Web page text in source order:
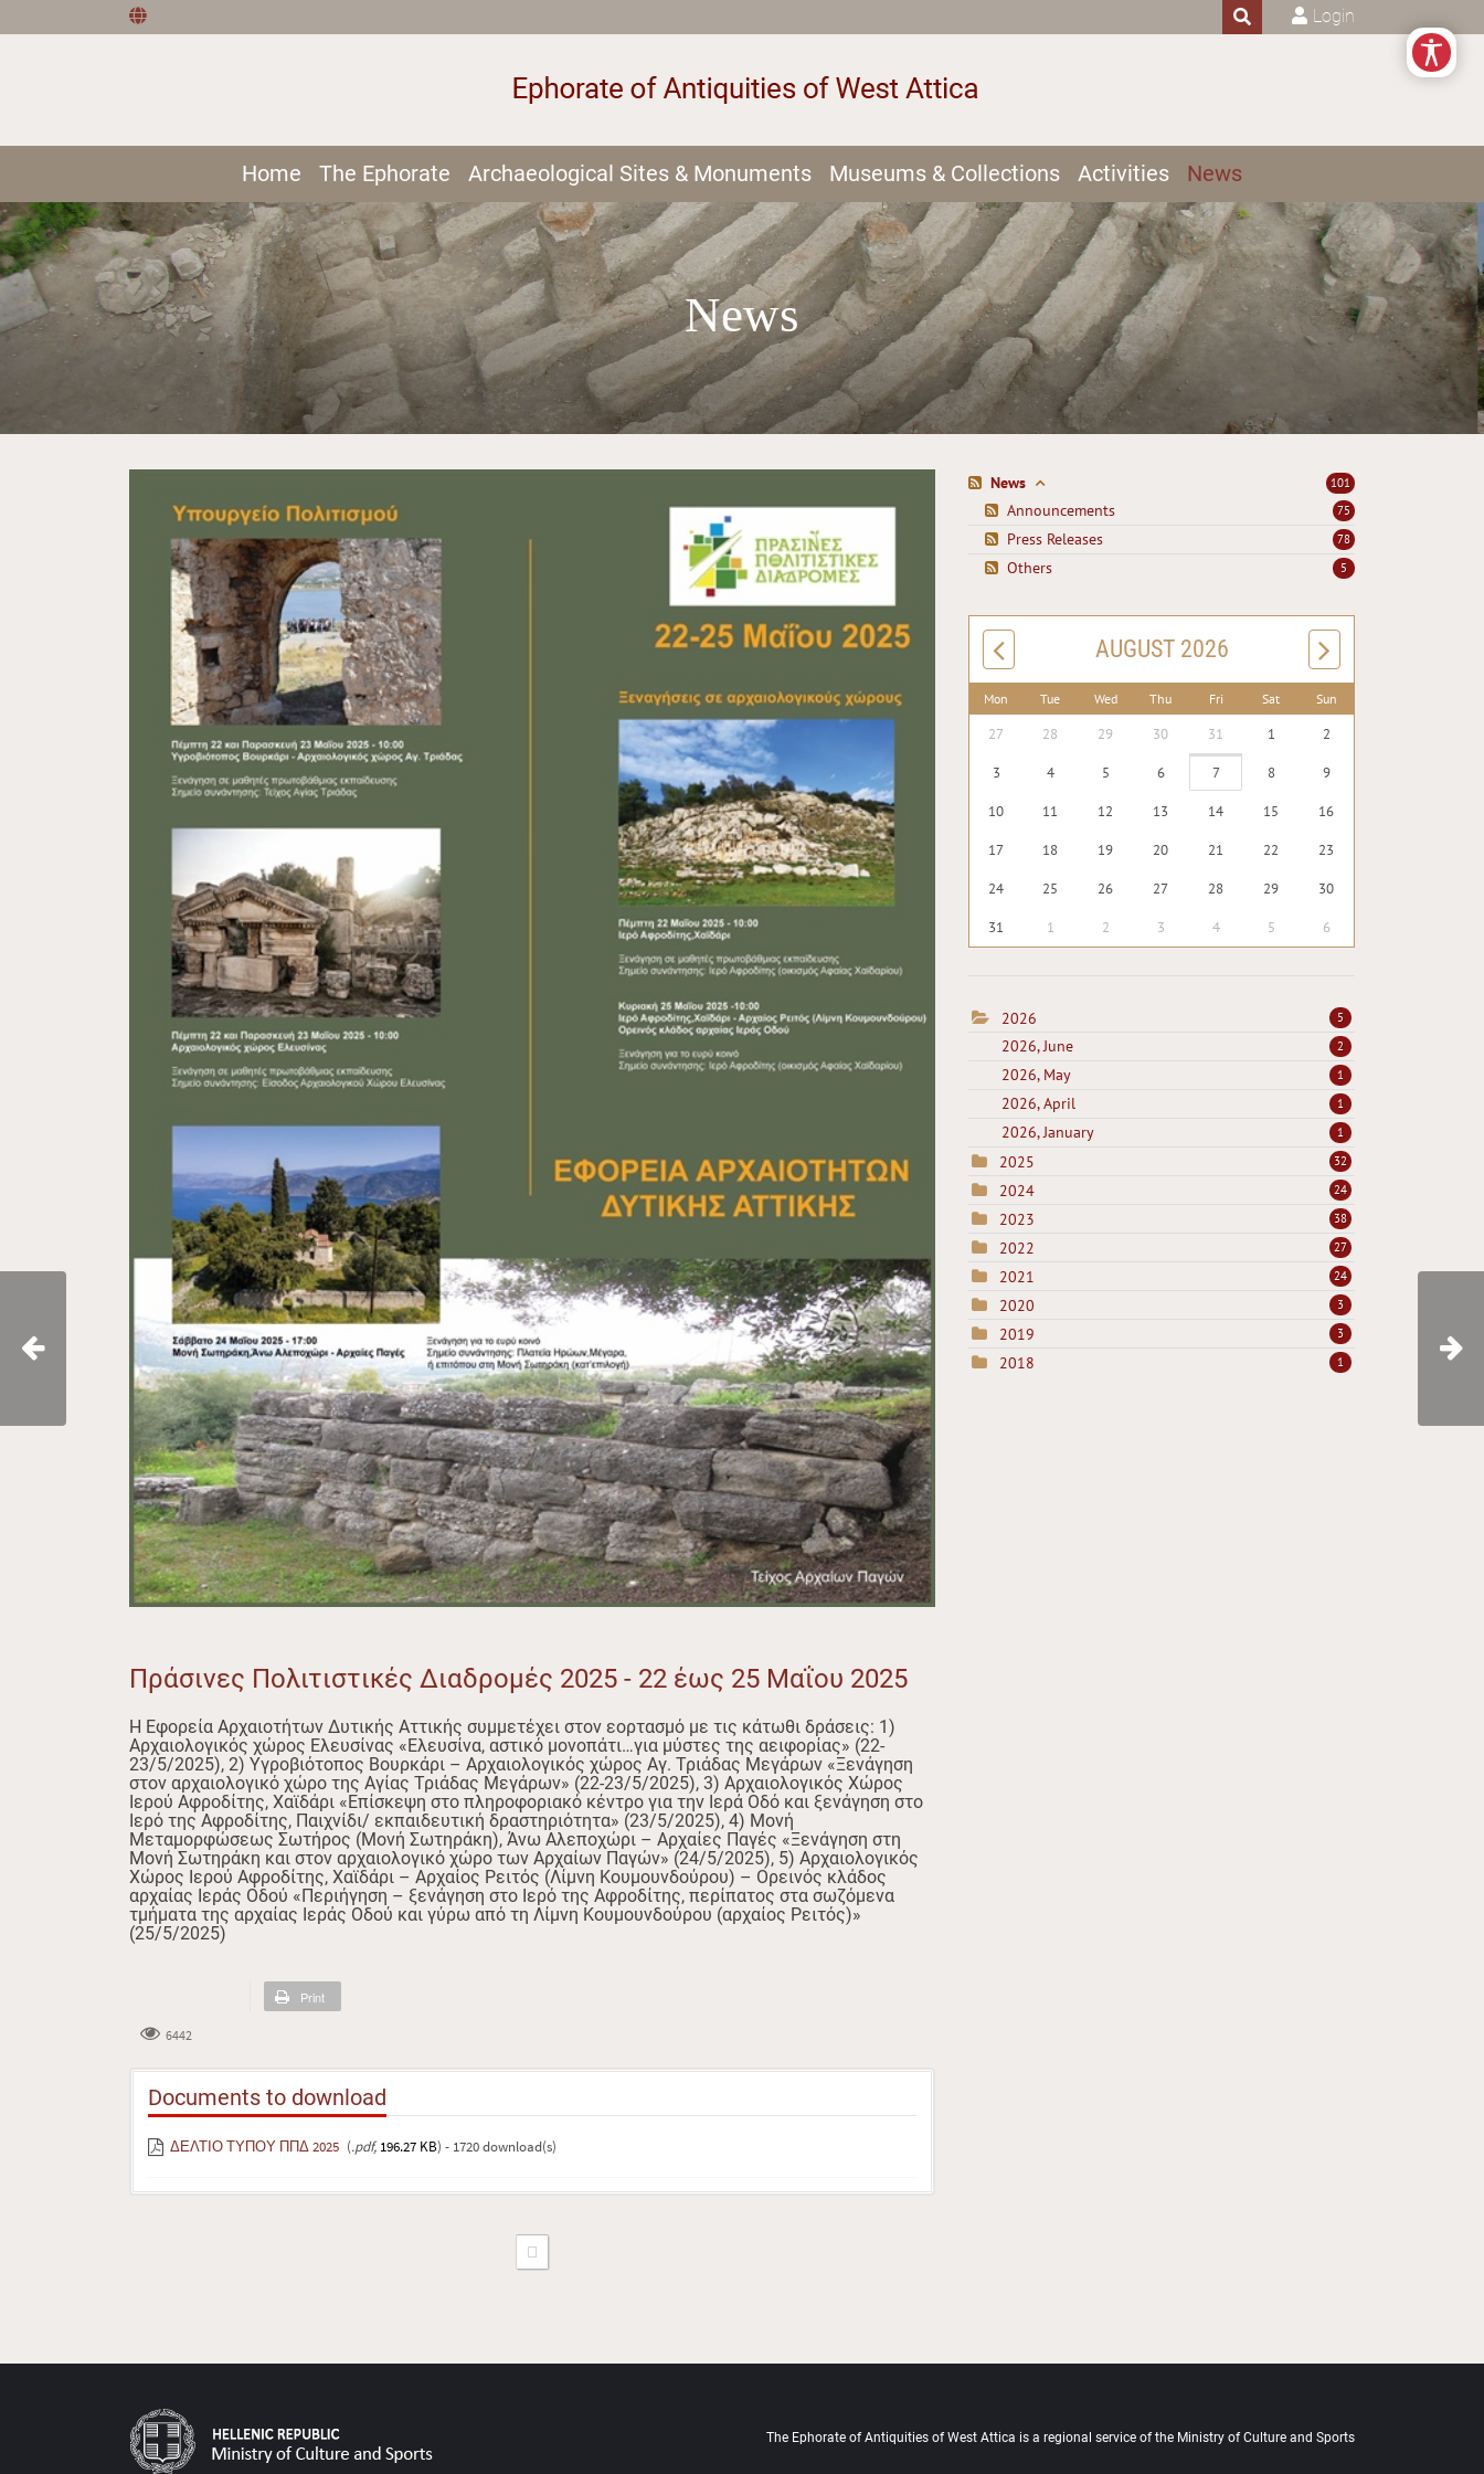
Login
Home The Ephorate Archaeological Sites & Monuments Museums & Collections Activities News
News
Πράσινες Πολιτιστικές Διαδρομές 2025 - 22 έως 25 Μαΐου 2025
Η Εφορεία Αρχαιοτήτων Δυτικής Αττικής συμμετέχει στον εορτασμό με τις κάτωθι δράσεις: 1)
Αρχαιολογικός χώρος Ελευσίνας «Ελευσίνα, αστικό μονοπάτι…για μύστες της αειφορίας» (22-
23/5/2025), 2) Υγροβιότοπος Βουρκάρι – Αρχαιολογικός χώρος Αγ. Τριάδας Μεγάρων «Ξενάγηση
στον αρχαιολογικό χώρο της Αγίας Τριάδας Μεγάρων» (22-23/5/2025), 3) Αρχαιολογικός Χώρος
Ιερού Αφροδίτης, Χαϊδάρι «Επίσκεψη στο πληροφοριακό κέντρο για την Ιερά Οδό και ξενάγηση στο
Ιερό της Αφροδίτης, Παιχνίδι/ εκπαιδευτική δραστηριότητα» (23/5/2025), 4) Μονή
Μεταμορφώσεως Σωτήρος (Μονή Σωτηράκη), Άνω Αλεποχώρι – Αρχαίες Παγές «Ξενάγηση στη
Μονή Σωτηράκη και στον αρχαιολογικό χώρο των Αρχαίων Παγών» (24/5/2025), 5) Αρχαιολογικός
Χώρος Ιερού Αφροδίτης, Χαϊδάρι – Αρχαίος Ρειτός (Λίμνη Κουμουνδούρου) – Ορεινός κλάδος
αρχαίας Ιεράς Οδού «Περιήγηση – ξενάγηση στο Ιερό της Αφροδίτης, περίπατος στα σωζόμενα
τμήματα της αρχαίας Ιεράς Οδού και γύρω από τη Λίμνη Κουμουνδούρου (αρχαίος Ρειτός)»
(25/5/2025)
Print
6442
Documents to download
ΔΕΛΤΙΟ ΤΥΠΟΥ ΠΠΔ 2025 (.pdf, 196.27 KB) - 1720 download(s)
101
News
75
Announcements
78
Press Releases
5
Others
AUGUST 2026
Mon Tue Wed Thu Fri Sat Sun
27 28 29 30 31 1 2
3 4 5 6 7 8 9
10 11 12 13 14 15 16
17 18 19 20 21 22 23
24 25 26 27 28 29 30
31 1 2 3 4 5 6
2026 5
2026, June 2
2026, May 1
2026, April 1
2026, January 1
2025 32
2024 24
2023 38
2022 27
2021 24
2020 3
2019 3
2018 1
The Ephorate of Antiquities of West Attica is a regional service of the Ministry of Culture and Sports